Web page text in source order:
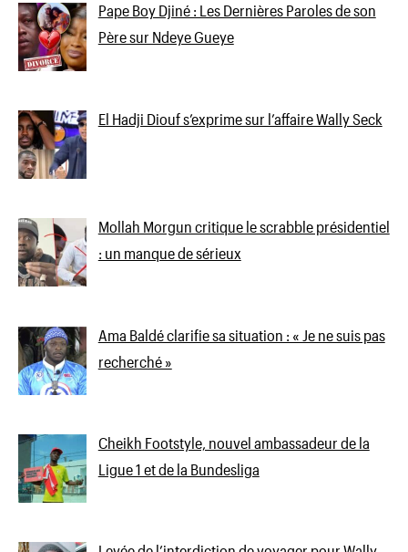
Pape Boy Djiné : Les Dernières Paroles de son
Père sur Ndeye Gueye
El Hadji Diouf s’exprime sur l’affaire Wally Seck
Mollah Morgun critique le scrabble présidentiel
: un manque de sérieux
Ama Baldé clarifie sa situation : « Je ne suis pas
recherché »
Cheikh Footstyle, nouvel ambassadeur de la
Ligue 1 et de la Bundesliga